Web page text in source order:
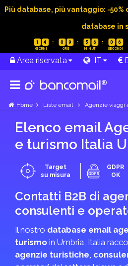
Più database, più vantaggio: -50%
database in
1 4 0 9 5 6 0 5
Area riservata IT
Home Liste email Agenzie viaggi
Elenco email
e turismo Italia
Target
su misura
GDPR
OK
Contatti B2B di
consulenti e
Il nostro database email
turismo in Umbria, Italia
agenzie turistiche,